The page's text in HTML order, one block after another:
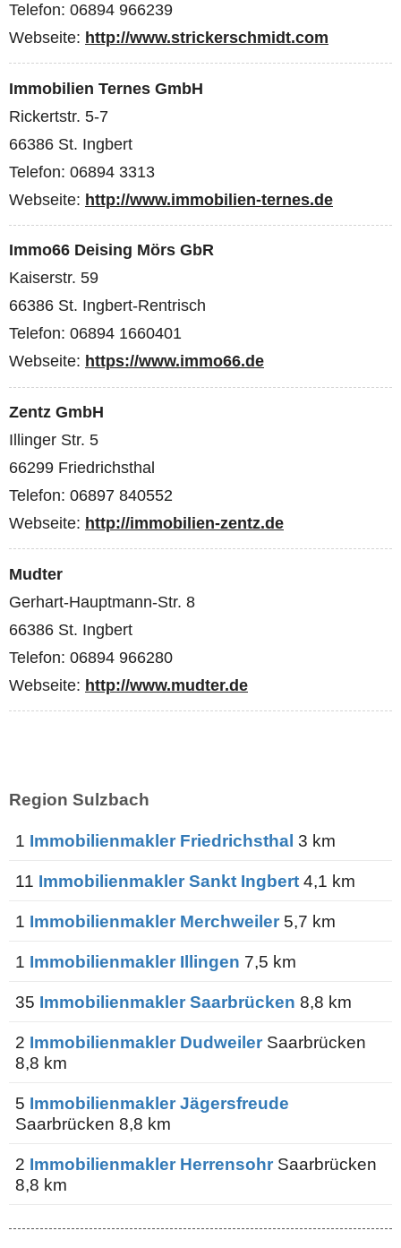
Telefon: 06894 966239
Webseite: http://www.strickerschmidt.com
Immobilien Ternes GmbH
Rickertstr. 5-7
66386 St. Ingbert
Telefon: 06894 3313
Webseite: http://www.immobilien-ternes.de
Immo66 Deising Mörs GbR
Kaiserstr. 59
66386 St. Ingbert-Rentrisch
Telefon: 06894 1660401
Webseite: https://www.immo66.de
Zentz GmbH
Illinger Str. 5
66299 Friedrichsthal
Telefon: 06897 840552
Webseite: http://immobilien-zentz.de
Mudter
Gerhart-Hauptmann-Str. 8
66386 St. Ingbert
Telefon: 06894 966280
Webseite: http://www.mudter.de
Region Sulzbach
1 Immobilienmakler Friedrichsthal 3 km
11 Immobilienmakler Sankt Ingbert 4,1 km
1 Immobilienmakler Merchweiler 5,7 km
1 Immobilienmakler Illingen 7,5 km
35 Immobilienmakler Saarbrücken 8,8 km
2 Immobilienmakler Dudweiler Saarbrücken
8,8 km
5 Immobilienmakler Jägersfreude
Saarbrücken 8,8 km
2 Immobilienmakler Herrensohr Saarbrücken
8,8 km